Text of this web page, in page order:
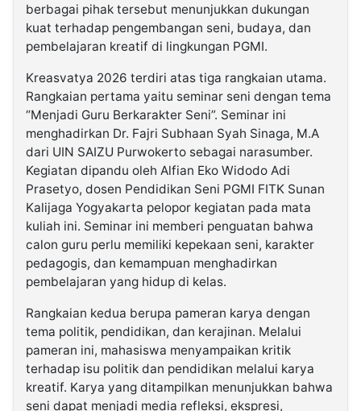
berbagai pihak tersebut menunjukkan dukungan
kuat terhadap pengembangan seni, budaya, dan
pembelajaran kreatif di lingkungan PGMI.
Kreasvatya 2026 terdiri atas tiga rangkaian utama.
Rangkaian pertama yaitu seminar seni dengan tema
“Menjadi Guru Berkarakter Seni”. Seminar ini
menghadirkan Dr. Fajri Subhaan Syah Sinaga, M.A
dari UIN SAIZU Purwokerto sebagai narasumber.
Kegiatan dipandu oleh Alfian Eko Widodo Adi
Prasetyo, dosen Pendidikan Seni PGMI FITK Sunan
Kalijaga Yogyakarta pelopor kegiatan pada mata
kuliah ini. Seminar ini memberi penguatan bahwa
calon guru perlu memiliki kepekaan seni, karakter
pedagogis, dan kemampuan menghadirkan
pembelajaran yang hidup di kelas.
Rangkaian kedua berupa pameran karya dengan
tema politik, pendidikan, dan kerajinan. Melalui
pameran ini, mahasiswa menyampaikan kritik
terhadap isu politik dan pendidikan melalui karya
kreatif. Karya yang ditampilkan menunjukkan bahwa
seni dapat menjadi media refleksi, ekspresi,